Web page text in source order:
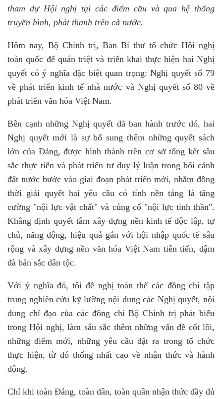
tham dự Hội nghị tại các điểm cầu và qua hệ thống
truyền hình, phát thanh trên cả nước.
Hôm nay, Bộ Chính trị, Ban Bí thư tổ chức Hội nghị
toàn quốc để quán triệt và triển khai thực hiện hai Nghị
quyết có ý nghĩa đặc biệt quan trọng: Nghị quyết số 79
về phát triển kinh tế nhà nước và Nghị quyết số 80 về
phát triển văn hóa Việt Nam.
Bên cạnh những Nghị quyết đã ban hành trước đó, hai
Nghị quyết mới là sự bổ sung thêm những quyết sách
lớn của Đảng, được hình thành trên cơ sở tổng kết sâu
sắc thực tiễn và phát triển tư duy lý luận trong bối cảnh
đất nước bước vào giai đoạn phát triển mới, nhằm đồng
thời giải quyết hai yêu cầu có tính nền tảng là tăng
cường "nội lực vật chất" và củng cố "nội lực tinh thần".
Khẳng định quyết tâm xây dựng nền kinh tế độc lập, tự
chủ, năng động, hiệu quả gắn với hội nhập quốc tế sâu
rộng và xây dựng nền văn hóa Việt Nam tiên tiến, đậm
đà bản sắc dân tộc.
Với ý nghĩa đó, tôi đề nghị toàn thể các đồng chí tập
trung nghiên cứu kỹ lưỡng nội dung các Nghị quyết, nội
dung chỉ đạo của các đồng chí Bộ Chính trị phát biểu
trong Hội nghị, làm sâu sắc thêm những vấn đề cốt lõi,
những điểm mới, những yêu cầu đặt ra trong tổ chức
thực hiện, từ đó thống nhất cao về nhận thức và hành
động.
Chỉ khi toàn Đảng, toàn dân, toàn quân nhận thức đầy đủ